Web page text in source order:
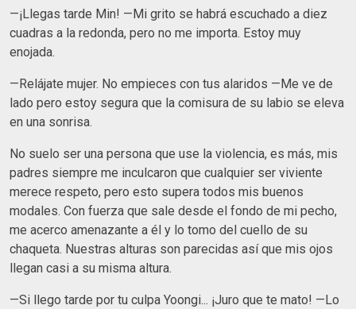
—¡Llegas tarde Min! —Mi grito se habrá escuchado a diez
cuadras a la redonda, pero no me importa. Estoy muy
enojada.
—Relájate mujer. No empieces con tus alaridos —Me ve de
lado pero estoy segura que la comisura de su labio se eleva
en una sonrisa.
No suelo ser una persona que use la violencia, es más, mis
padres siempre me inculcaron que cualquier ser viviente
merece respeto, pero esto supera todos mis buenos
modales. Con fuerza que sale desde el fondo de mi pecho,
me acerco amenazante a él y lo tomo del cuello de su
chaqueta. Nuestras alturas son parecidas así que mis ojos
llegan casi a su misma altura.
—Si llego tarde por tu culpa Yoongi... ¡Juro que te mato! —Lo